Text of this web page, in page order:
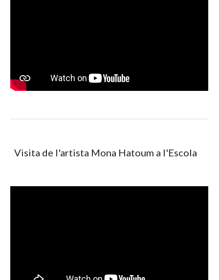
Visita de l'artista Mona Hatoum a l'Escola